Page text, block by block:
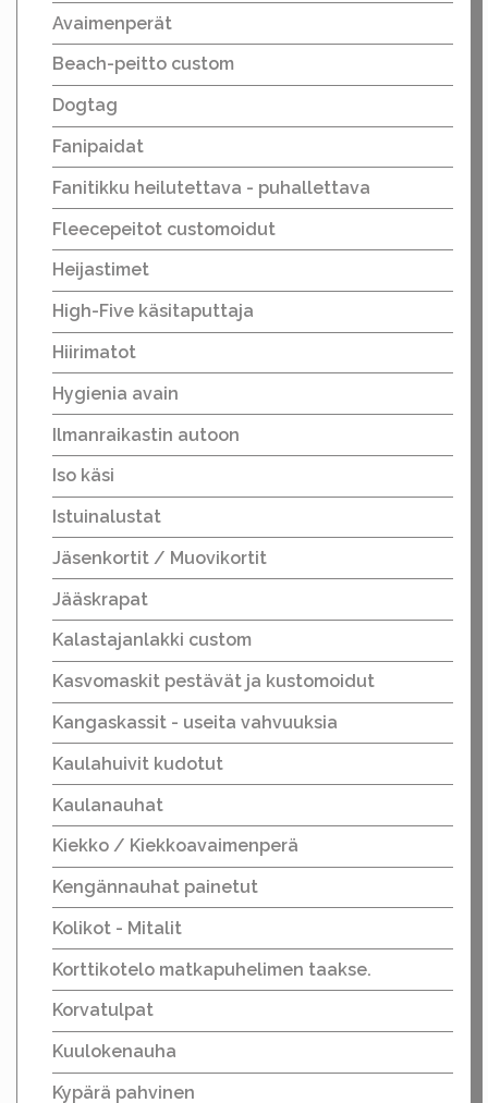
Avaimenperät
Beach-peitto custom
Dogtag
Fanipaidat
Fanitikku heilutettava - puhallettava
Fleecepeitot customoidut
Heijastimet
High-Five käsitaputtaja
Hiirimatot
Hygienia avain
Ilmanraikastin autoon
Iso käsi
Istuinalustat
Jäsenkortit / Muovikortit
Jääskrapat
Kalastajanlakki custom
Kasvomaskit pestävät ja kustomoidut
Kangaskassit - useita vahvuuksia
Kaulahuivit kudotut
Kaulanauhat
Kiekko / Kiekkoavaimenperä
Kengännauhat painetut
Kolikot - Mitalit
Korttikotelo matkapuhelimen taakse.
Korvatulpat
Kuulokenauha
Kypärä pahvinen